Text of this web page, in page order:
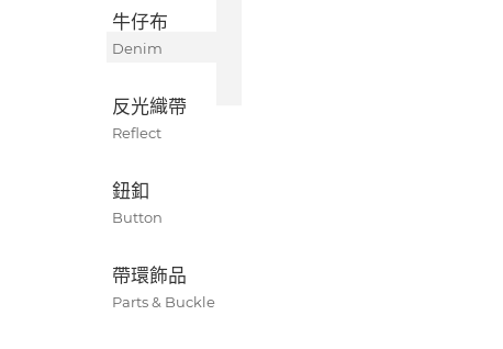
牛仔布
Denim
反光織帶
Reflect
鈕釦
Button
帶環飾品
Parts & Buckle